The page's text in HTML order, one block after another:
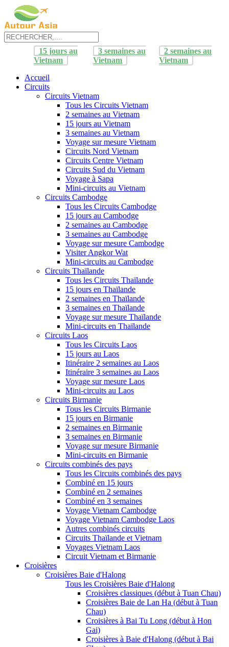
15 jours au
Vietnam
3 semaines au
Vietnam
2 semaines au
Vietnam
Accueil
Circuits
Circuits Vietnam
Tous les Circuits Vietnam
2 semaines au Vietnam
15 jours au Vietnam
3 semaines au Vietnam
Voyage sur mesure Vietnam
Circuits Nord Vietnam
Circuits Centre Vietnam
Circuits Sud du Vietnam
Voyage à Sapa
Mini-circuits au Vietnam
Circuits Cambodge
Tous les Circuits Cambodge
15 jours au Cambodge
2 semaines au Cambodge
3 semaines au Cambodge
Voyage sur mesure Cambodge
Visiter Angkor Wat
Mini-circuits au Cambodge
Circuits Thaïlande
Tous les Circuits Thaïlande
15 jours en Thaïlande
2 semaines en Thaïlande
3 semaines en Thaïlande
Voyage sur mesure Thaïlande
Mini-circuits en Thaïlande
Circuits Laos
Tous les Circuits Laos
15 jours au Laos
Itinéraire 2 semaines au Laos
Itinéraire 3 semaines au Laos
Voyage sur mesure Laos
Mini-circuits au Laos
Circuits Birmanie
Tous les Circuits Birmanie
15 jours en Birmanie
2 semaines en Birmanie
3 semaines en Birmanie
Voyage sur mesure Birmanie
Mini-circuits en Birmanie
Circuits combinés des pays
Tous les Circuits combinés des pays
Combiné en 15 jours
Combiné en 2 semaines
Combiné en 3 semaines
Voyage Vietnam Cambodge
Voyage Vietnam Cambodge Laos
Autres combinés circuits
Circuits Thaïlande et Vietnam
Voyages Vietnam Laos
Circuit Vietnam et Birmanie
Croisières
Croisières Baie d'Halong
Tous les Croisières Baie d'Halong
Croisières classiques (début à Tuan Chau)
Croisières Baie de Lan Ha (début à Tuan
Chau)
Croisières à Bai Tu Long (début à Hon
Gai)
Croisières à Baie d'Halong (début à Bai